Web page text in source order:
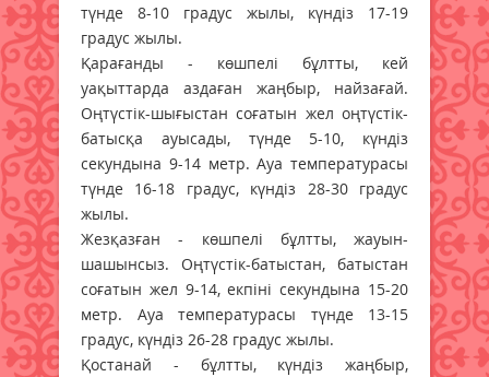
түнде 8-10 градус жылы, күндіз 17-19
градус жылы.
Қарағанды - көшпелі бұлтты, кей
уақыттарда аздаған жаңбыр, найзағай.
Оңтүстік-шығыстан соғатын жел оңтүстік-
батысқа ауысады, түнде 5-10, күндіз
секундына 9-14 метр. Ауа температурасы
түнде 16-18 градус, күндіз 28-30 градус
жылы.
Жезқазған - көшпелі бұлтты, жауын-
шашынсыз. Оңтүстік-батыстан, батыстан
соғатын жел 9-14, екпіні секундына 15-20
метр. Ауа температурасы түнде 13-15
градус, күндіз 26-28 градус жылы.
Қостанай - бұлтты, күндіз жаңбыр,